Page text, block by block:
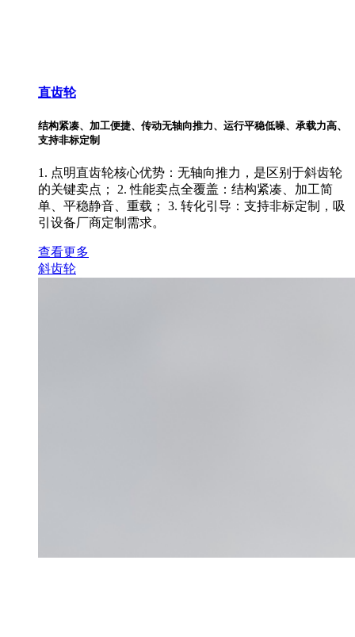
直齿轮
结构紧凑、加工便捷、传动无轴向推力、运行平稳低噪、承载力高、
支持非标定制
1. 点明直齿轮核心优势：无轴向推力，是区别于斜齿轮
的关键卖点； 2. 性能卖点全覆盖：结构紧凑、加工简
单、平稳静音、重载； 3. 转化引导：支持非标定制，吸
引设备厂商定制需求。
查看更多
斜齿轮